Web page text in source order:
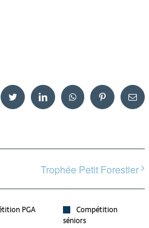
Twitter LinkedInWhatsAppPinterestEmail
Trophée Petit Forestier
PGA
Compétition
séniors